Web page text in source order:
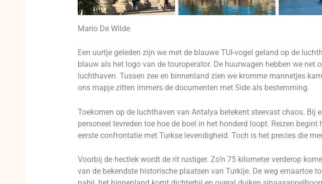
Mario De Wilde
Een uurtje geleden zijn we met de blauwe TUI-vogel geland op de
blauw als het logo van de touroperator. De huurwagen hebben we
luchthaven. Tussen zee en binnenland zien we kromme mannetjes
ons mapje zitten immers de documenten met Side als bestemming.
Toekomen op de luchthaven van Antalya betekent steevast chaos.
personeel tevreden toe hoe de boel in het honderd loopt. Reizen
eerste confrontatie met Turkse levendigheid. Toch is het precies die
Voorbij de hectiek wordt de rit rustiger. Zo’n 75 kilometer verderop
van de bekendste historische plaatsen van Turkije. De weg ernaartoe